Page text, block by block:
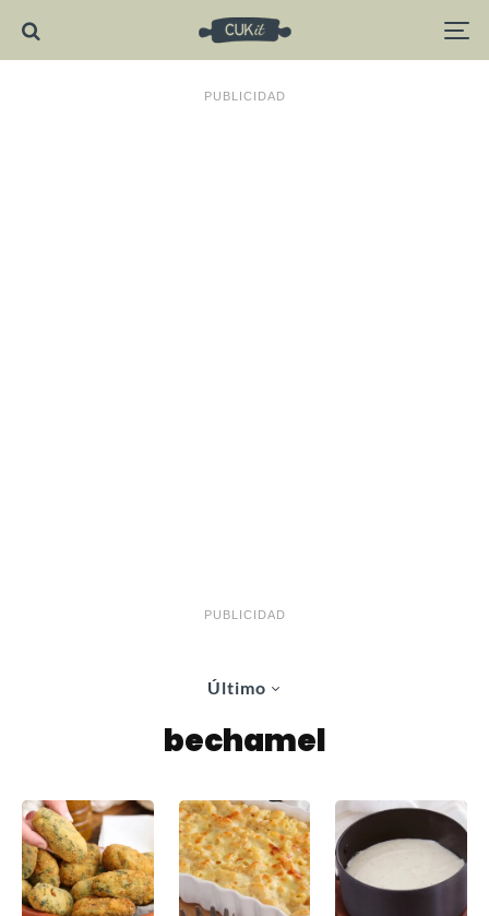
PUBLICIDAD
PUBLICIDAD
Último
bechamel